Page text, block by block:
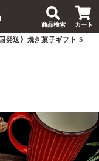
商品検索 カート
国発送》焼き菓子ギフト S